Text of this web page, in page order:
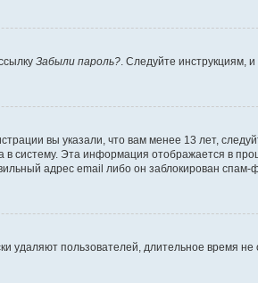
Забыли пароль? . Следуйте инструкциям,
вы указали, что вам менее 13 лет,
систему. Эта информация отображается в
адрес email либо он заблокирован спам-
удаляют пользователей, длительное время